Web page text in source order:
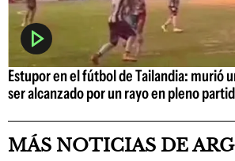
Estupor en el fútbol de Tailandia: murió
ser alcanzado por un rayo en pleno
MÁS NOTICIAS DE